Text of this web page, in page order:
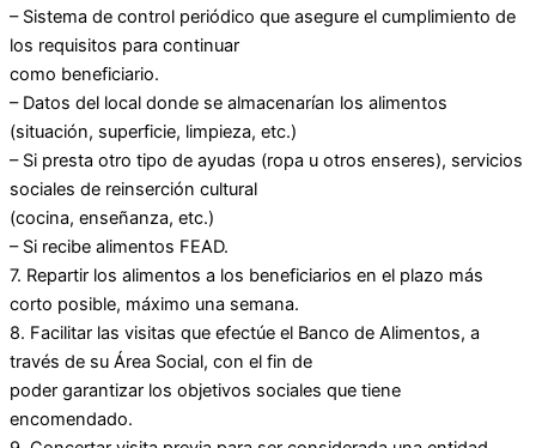
– Sistema de control periódico que asegure el cumplimiento de
los requisitos para continuar
como beneficiario.
– Datos del local donde se almacenarían los alimentos
(situación, superficie, limpieza, etc.)
– Si presta otro tipo de ayudas (ropa u otros enseres), servicios
sociales de reinserción cultural
(cocina, enseñanza, etc.)
– Si recibe alimentos FEAD.
7. Repartir los alimentos a los beneficiarios en el plazo más
corto posible, máximo una semana.
8. Facilitar las visitas que efectúe el Banco de Alimentos, a
través de su Área Social, con el fin de
poder garantizar los objetivos sociales que tiene
encomendado.